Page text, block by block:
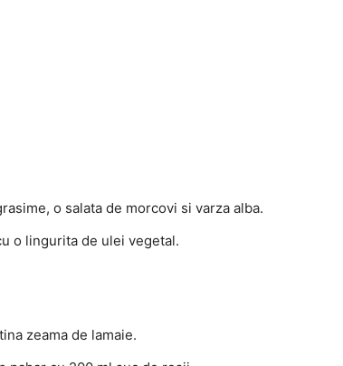
o salata de morcovi si varza alba.
o lingurita de ulei vegetal.
zeama de lamaie.